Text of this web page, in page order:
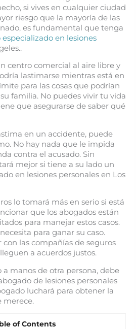
si vives en cualquier ciudad
riesgo que la mayoría de las
es fundamental que tenga
en lesiones
centro comercial al aire libre y
lastimarse mientras está en
para las cosas que podrían
familia. No puedes vivir tu vida
que asegurarse de saber qué
en un accidente, puede
No hay nada que le impida
contra el acusado. Sin
mejor si tiene a su lado un
en lesiones personales en Los
lo tomará más en serio si está
que los abogados están
para manejar estos casos.
para ganar su caso.
las compañías de seguros
a acuerdos justos.
a manos de otra persona, debe
de lesiones personales
luchará para obtener la
merece.
of Contents